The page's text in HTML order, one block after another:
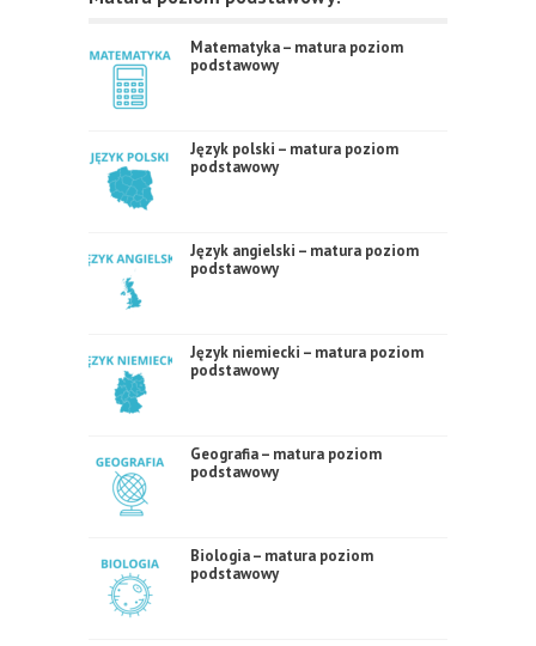
Matematyka – matura poziom
podstawowy
Język polski – matura poziom
podstawowy
Język angielski – matura poziom
podstawowy
Język niemiecki – matura poziom
podstawowy
Geografia – matura poziom
podstawowy
Biologia – matura poziom
podstawowy